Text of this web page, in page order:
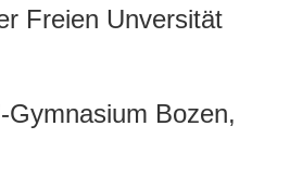
Freien Unversität
Bozen,